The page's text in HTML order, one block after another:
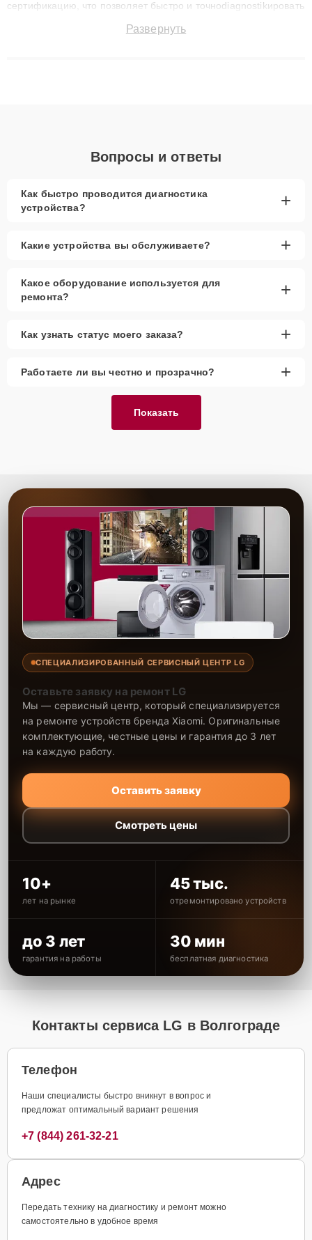
сертификацию, что позволяет быстро и точноdiagnostikировать
до 3 лет. Наши мастера решают сложные случаи: от замены
Развернуть
Вопросы и ответы
Как быстро проводится диагностика
устройства?
+
Какие устройства вы обслуживаете? +
Какое оборудование используется для
ремонта?
+
Как узнать статус моего заказа? +
Работаете ли вы честно и прозрачно? +
Показать
СПЕЦИАЛИЗИРОВАННЫЙ СЕРВИСНЫЙ ЦЕНТР LG
Оставьте заявку на ремонт LG
Мы — сервисный центр, который специализируется
на ремонте устройств бренда Xiaomi. Оригинальные
комплектующие, честные цены и гарантия до 3 лет
на каждую работу.
Оставить заявку
Смотреть цены
10+
лет на рынке
45 тыс.
отремонтировано устройств
до 3 лет
гарантия на работы
30 мин
бесплатная диагностика
Контакты сервиса LG в Волгограде
Телефон
Наши специалисты быстро вникнут в вопрос и
предложат оптимальный вариант решения
+7 (844) 261-32-21
Адрес
Передать технику на диагностику и ремонт можно
самостоятельно в удобное время